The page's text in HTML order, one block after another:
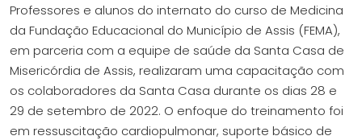
Professores e alunos do internato do curso de Medicina
da Fundação Educacional do Município de Assis (FEMA),
em parceria com a equipe de saúde da Santa Casa de
Misericórdia de Assis, realizaram uma capacitação com
os colaboradores da Santa Casa durante os dias 28 e
29 de setembro de 2022. O enfoque do treinamento foi
em ressuscitação cardiopulmonar, suporte básico de